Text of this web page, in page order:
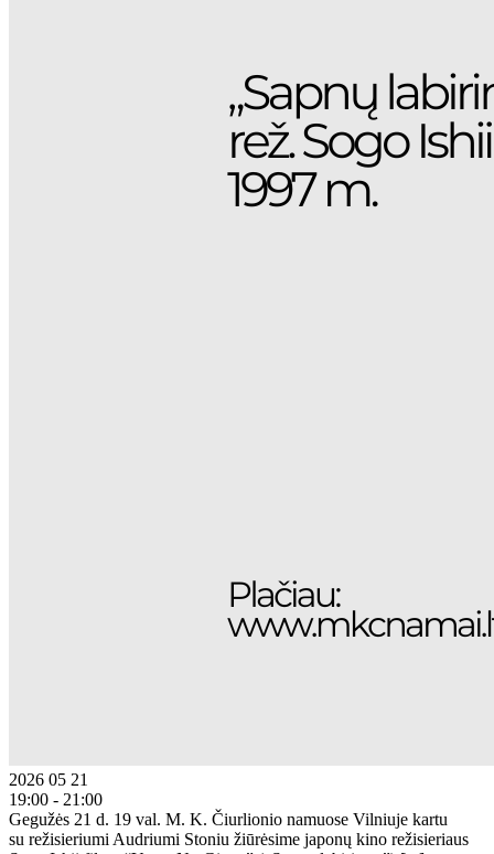
2026 05 21
19:00 - 21:00
Gegužės 21 d. 19 val. M. K. Čiurlionio namuose Vilniuje kartu
su režisieriumi Audriumi Stoniu žiūrėsime japonų kino režisieriaus